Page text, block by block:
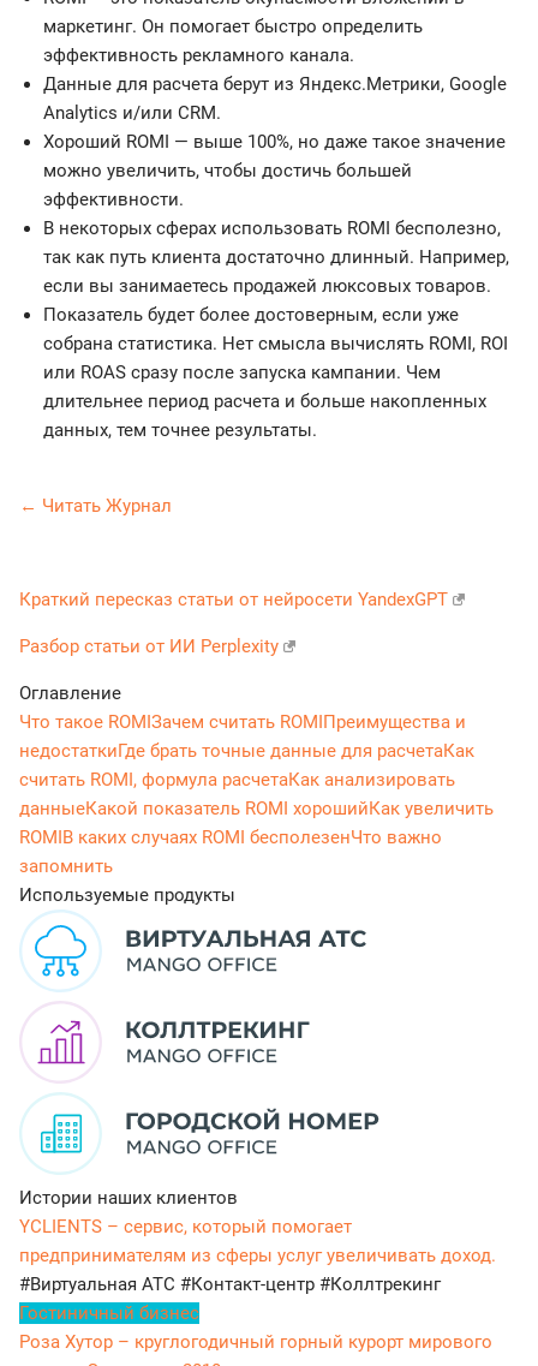
маркетинг. Он помогает быстро определить
эффективность рекламного канала.
Данные для расчета берут из Яндекс.Метрики, Google
Analytics и/или CRM.
Хороший ROMI — выше 100%, но даже такое значение
можно увеличить, чтобы достичь большей
эффективности.
В некоторых сферах использовать ROMI бесполезно,
так как путь клиента достаточно длинный. Например,
если вы занимаетесь продажей люксовых товаров.
Показатель будет более достоверным, если уже
собрана статистика. Нет смысла вычислять ROMI, ROI
или ROAS сразу после запуска кампании. Чем
длительнее период расчета и больше накопленных
данных, тем точнее результаты.
← Читать Журнал
Краткий пересказ статьи от нейросети YandexGPT
Разбор статьи от ИИ Perplexity
Оглавление
Что такое ROMIЗачем считать ROMIПреимущества и
недостаткиГде брать точные данные для расчетаКак
считать ROMI, формула расчетаКак анализировать
данныеКакой показатель ROMI хорошийКак увеличить
ROMIВ каких случаях ROMI бесполезенЧто важно
запомнить
Используемые продукты
Истории наших клиентов
YCLIENTS – сервис, который помогает
предпринимателям из сферы услуг увеличивать доход.
#Виртуальная АТС #Контакт-центр #Коллтрекинг
Гостиничный бизнес
Роза Хутор – круглогодичный горный курорт мирового